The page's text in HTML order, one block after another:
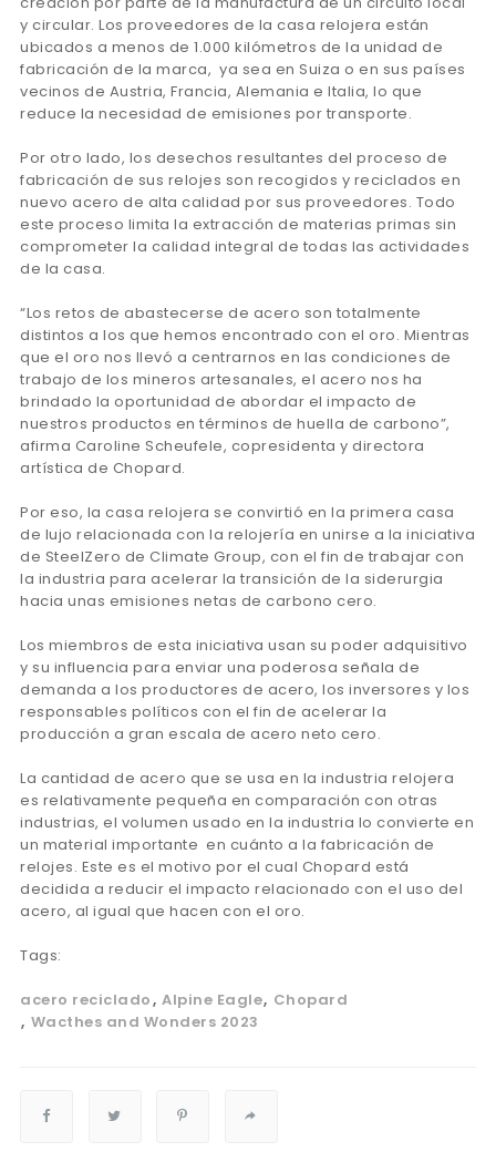
y circular. Los proveedores de la casa relojera están
ubicados a menos de 1.000 kilómetros de la unidad de
fabricación de la marca, ya sea en Suiza o en sus países
vecinos de Austria, Francia, Alemania e Italia, lo que
reduce la necesidad de emisiones por transporte.
Por otro lado, los desechos resultantes del proceso de
fabricación de sus relojes son recogidos y reciclados en
nuevo acero de alta calidad por sus proveedores. Todo
este proceso limita la extracción de materias primas sin
comprometer la calidad integral de todas las actividades
de la casa.
“Los retos de abastecerse de acero son totalmente
distintos a los que hemos encontrado con el oro. Mientras
que el oro nos llevó a centrarnos en las condiciones de
trabajo de los mineros artesanales, el acero nos ha
brindado la oportunidad de abordar el impacto de
nuestros productos en términos de huella de carbono”,
afirma Caroline Scheufele, copresidenta y directora
artística de Chopard.
Por eso, la casa relojera se convirtió en la primera casa
de lujo relacionada con la relojería en unirse a la iniciativa
de SteelZero de Climate Group, con el fin de trabajar con
la industria para acelerar la transición de la siderurgia
hacia unas emisiones netas de carbono cero.
Los miembros de esta iniciativa usan su poder adquisitivo
y su influencia para enviar una poderosa señala de
demanda a los productores de acero, los inversores y los
responsables políticos con el fin de acelerar la
producción a gran escala de acero neto cero.
La cantidad de acero que se usa en la industria relojera
es relativamente pequeña en comparación con otras
industrias, el volumen usado en la industria lo convierte en
un material importante en cuánto a la fabricación de
relojes. Este es el motivo por el cual Chopard está
decidida a reducir el impacto relacionado con el uso del
acero, al igual que hacen con el oro.
Tags:
acero reciclado Alpine Eagle Chopard
Wacthes and Wonders 2023